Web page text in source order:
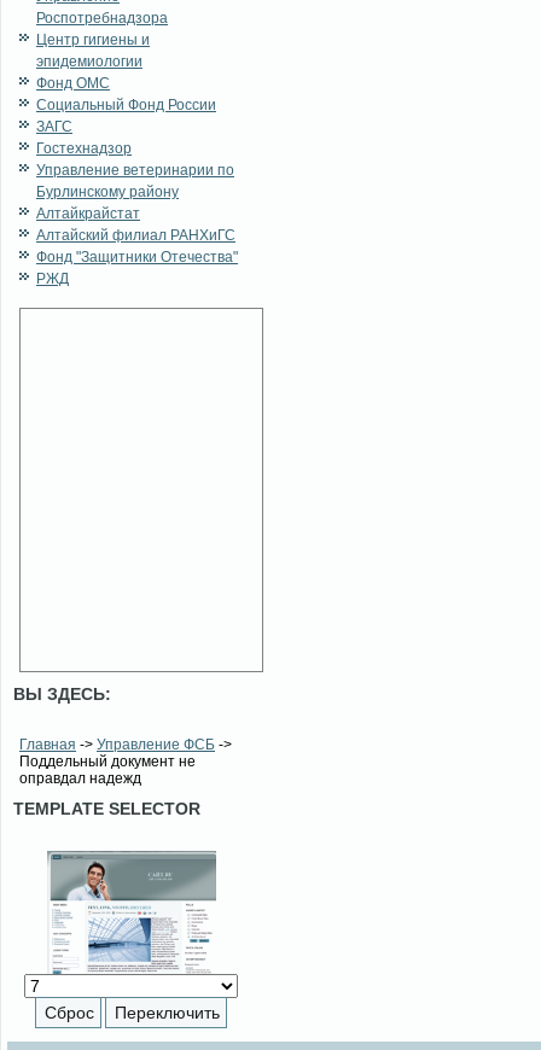
Роспотребнадзора
Центр гигиены и
эпидемиологии
Фонд ОМС
Социальный Фонд России
ЗАГС
Гостехнадзор
Управление ветеринарии по
Бурлинскому району
Алтайкрайстат
Алтайский филиал РАНХиГС
Фонд "Защитники Отечества"
РЖД
ВЫ ЗДЕСЬ:
Главная -> Управление ФСБ ->
Поддельный документ не
оправдал надежд
TEMPLATE SELECTOR